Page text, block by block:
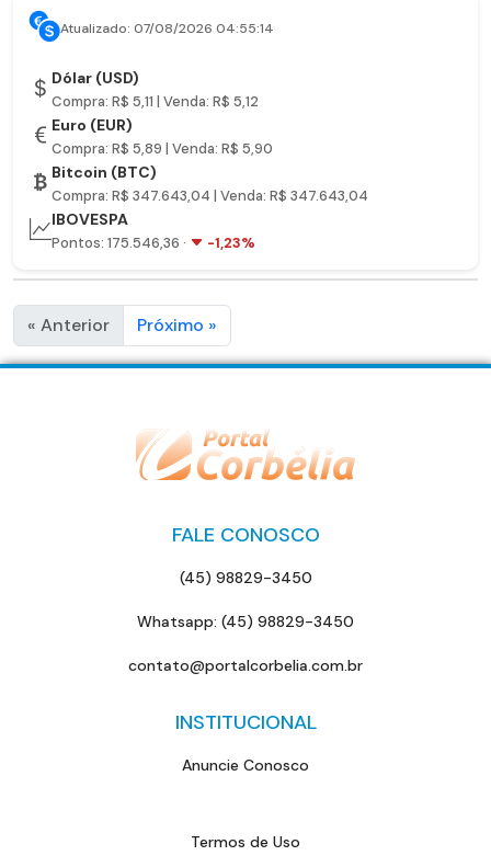
Atualizado: 07/08/2026 04:55:14
Dólar (USD)
Compra: R$ 5,11 | Venda: R$ 5,12
Euro (EUR)
Compra: R$ 5,89 | Venda: R$ 5,90
Bitcoin (BTC)
Compra: R$ 347.643,04 | Venda: R$ 347.643,04
IBOVESPA
Pontos: 175.546,36 · -1,23%
« Anterior Próximo »
FALE CONOSCO
(45) 98829-3450
Whatsapp: (45) 98829-3450
contato@portalcorbelia.com.br
INSTITUCIONAL
Anuncie Conosco
Termos de Uso